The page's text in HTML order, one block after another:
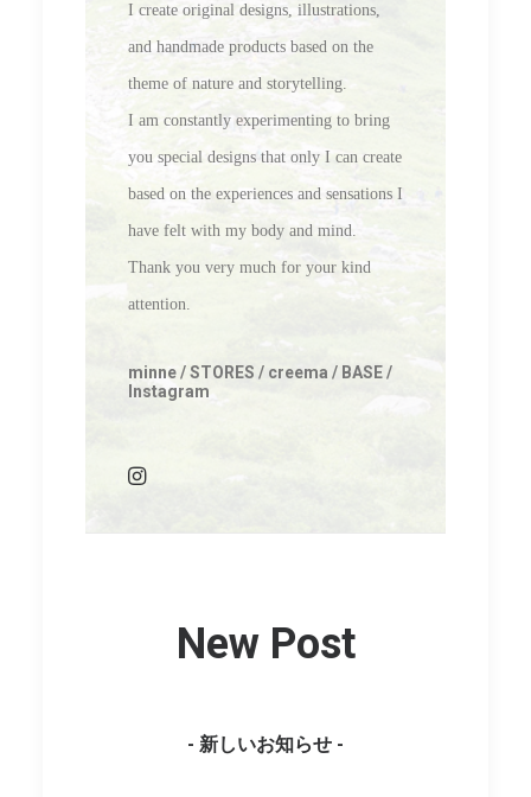
I create original designs, illustrations,
and handmade products based on the
theme of nature and storytelling.
I am constantly experimenting to bring
you special designs that only I can create
based on the experiences and sensations I
have felt with my body and mind.
Thank you very much for your kind
attention.
minne/STORES / creema / BASE/
Instagram
New Post
- 新しいお知らせ -